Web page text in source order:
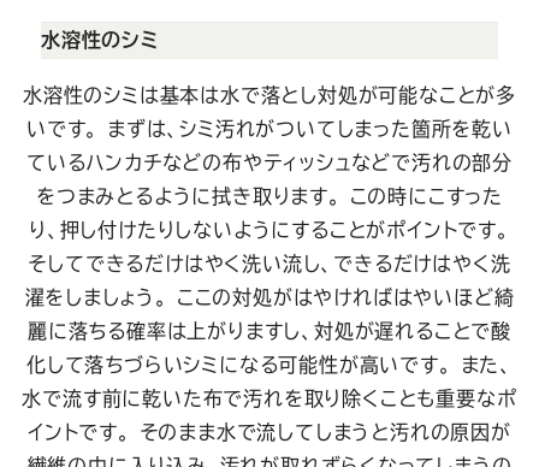
水溶性のシミ
水溶性のシミは基本は水で落とし対処が可能なことが多
いです。 まずは、シミ汚れがついてしまった箇所を乾い
ているハンカチなどの布やティッシュなどで汚れの部分
をつまみとるように拭き取ります。 この時にこすった
り、押し付けたりしないようにすることがポイントです。
そしてできるだけはやく洗い流し、できるだけはやく洗
濯をしましょう。 ここの対処がはやければはやいほど綺
麗に落ちる確率は上がりますし、対処が遅れることで酸
化して落ちづらいシミになる可能性が高いです。
また、
水で流す前に乾いた布で汚れを取り除くことも重要なポ
イントです。 そのまま水で流してしまうと汚れの原因が